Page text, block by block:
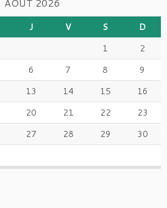
J V S
D
1
2
6 7 8
9
13 14 15
16
20 21 22
23
27 28 29
30